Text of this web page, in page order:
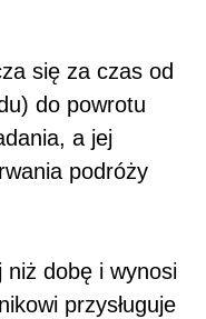
się za czas od
do powrotu
a jej
podróży
niż dobę i wynosi
przysługuje